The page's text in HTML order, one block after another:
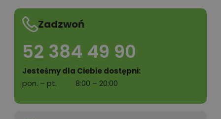
Zadzwoń
52 384 49 90
Jesteśmy dla Ciebie dostępni:
pon. – pt.
8:00 – 20:00